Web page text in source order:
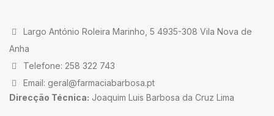
Largo António Roleira Marinho, 5 4935-308 Vila Nova de
Anha
Telefone: 258 322 743
Email: geral@farmaciabarbosa.pt
Direcção Técnica: Joaquim Luis Barbosa da Cruz Lima